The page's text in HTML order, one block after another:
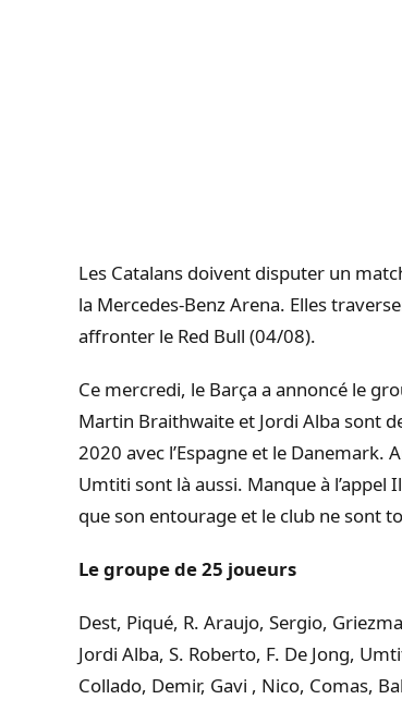
Les Catalans doivent disputer un
la Mercedes-Benz Arena. Elles
affronter le Red Bull (04/08).
Ce mercredi, le Barça a annoncé le
Martin Braithwaite et Jordi Alba sont
2020 avec l’Espagne et le Danemark.
Umtiti sont là aussi. Manque à
que son entourage et le club ne sont
Le groupe de 25 joueurs
Dest, Piqué, R. Araujo, Sergio,
Jordi Alba, S. Roberto, F. De Jong,
Collado, Demir, Gavi , Nico, Comas,